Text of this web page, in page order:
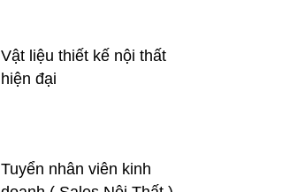
Vật liệu thiết kế nội thất
hiện đại
Tuyển nhân viên kinh